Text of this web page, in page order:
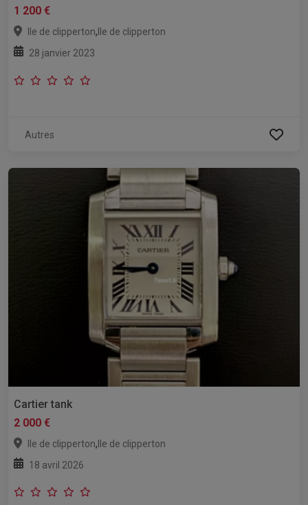
1 200 €
Ile de clipperton, Ile de clipperton
28 janvier 2023
Autres
Cartier tank
2 000 €
Ile de clipperton, Ile de clipperton
18 avril 2026